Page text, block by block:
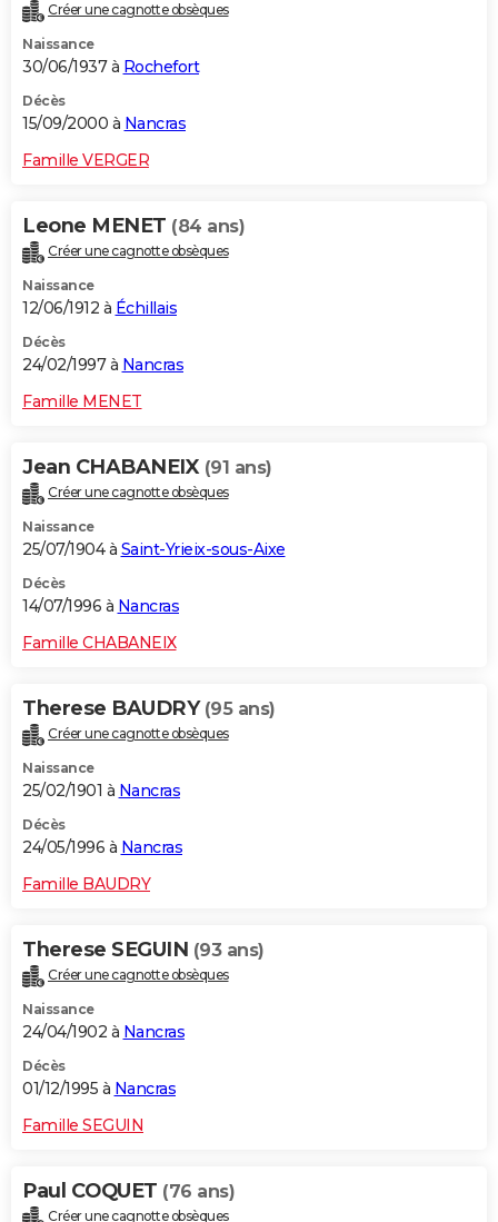
Créer une cagnotte obsèques
Naissance
30/06/1937 à Rochefort
Décès
15/09/2000 à Nancras
Famille VERGER
Leone MENET (84 ans)
Créer une cagnotte obsèques
Naissance
12/06/1912 à Échillais
Décès
24/02/1997 à Nancras
Famille MENET
Jean CHABANEIX (91 ans)
Créer une cagnotte obsèques
Naissance
25/07/1904 à Saint-Yrieix-sous-Aixe
Décès
14/07/1996 à Nancras
Famille CHABANEIX
Therese BAUDRY (95 ans)
Créer une cagnotte obsèques
Naissance
25/02/1901 à Nancras
Décès
24/05/1996 à Nancras
Famille BAUDRY
Therese SEGUIN (93 ans)
Créer une cagnotte obsèques
Naissance
24/04/1902 à Nancras
Décès
01/12/1995 à Nancras
Famille SEGUIN
Paul COQUET (76 ans)
Créer une cagnotte obsèques